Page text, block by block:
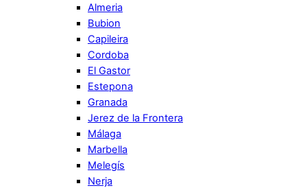
Almeria
Bubion
Capileira
Cordoba
El Gastor
Estepona
Granada
Jerez de la Frontera
Málaga
Marbella
Melegís
Nerja